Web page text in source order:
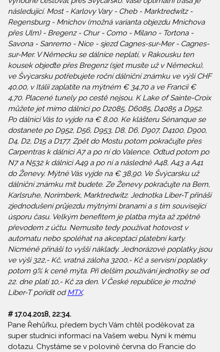
následující. Most - Karlovy Vary - Cheb - Marktredwitz -
Regensburg - Mnichov (možná varianta objezdu Mnichova
přes Ulm) - Bregenz - Chur - Como - Milano - Tortona -
Savona - Sanremo - Nice - sjezd Cagnes-sur-Mer - Cagnes-
sur-Mer. V Německu se dálnice neplatí, v Rakousku ten
kousek objeďte přes Bregenz (sjet musíte už v Německu),
ve Švýcarsku potřebujete roční dálniční známku ve výši CHF
40,00, v Itálii zaplatíte na mýtném € 34,70 a ve Francii €
4,70. Placené tunely po cestě nejsou. K Lake of Sainte-Croix
můžete jet mimo dálnici po D2085, D6085, D4085 a D952.
Po dálnici Vás to vyjde na € 8,00. Ke klášteru Sénanque se
dostanete po D952, D56, D953, D8, D6, D907, D4100, D900,
D4, D2, D15 a D177. Zpět do Mostu potom pokračujte přes
Carpentras k dálnici A7 a po ní do Valence. Odtud potom po
N7 a N532 k dálnici A49 a po ní a následně A48, A43 a A41
do Ženevy. Mýtné Vás vyjde na € 38,90. Ve Švýcarsku už
dálniční známku mít budete. Ze Ženevy pokračujte na Bern,
Karlsruhe, Norimberk, Marktredwitz. Jednotka Liber-T přináší
zjednodušení průjezdu mýtnými branami a s tím související
úsporu času. Velkým benefitem je platba mýta až zpětně
převodem z účtu. Nemusíte tedy používat hotovost v
automatu nebo spoléhat na akceptaci platební karty.
Nicméně přináší to vyšší náklady. Jednorázové poplatky jsou
ve výši 322,- Kč, vratná záloha 3200,- Kč a servisní poplatky
potom 9% k ceně mýta. Při delším používání jednotky se od
22. dne platí 10,- Kč za den. V České republice je možné
Liber-T pořídit odMTX.
# 17.04.2018, 22:34.
Pane Řehůřku, předem bych Vám chtěl poděkovat za
super studnici informací na Vašem webu. Nyní k mému
dotazu. Chystáme se v polovině června do Francie do